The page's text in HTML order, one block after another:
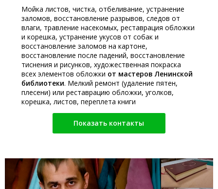
Мойка листов, чистка, отбеливание, устранение
заломов, восстановление разрывов, следов от
влаги, травление насекомых, реставрация обложки
и корешка, устранение укусов от собак и
восстановление заломов на картоне,
восстановление после падений, восстановление
тиснения и рисунков, художественная покраска
всех элементов обложки от мастеров Ленинской
библиотеки. Мелкий ремонт (удаление пятен,
плесени) или реставрацию обложки, уголков,
корешка, листов, переплета книги
Показать контакты